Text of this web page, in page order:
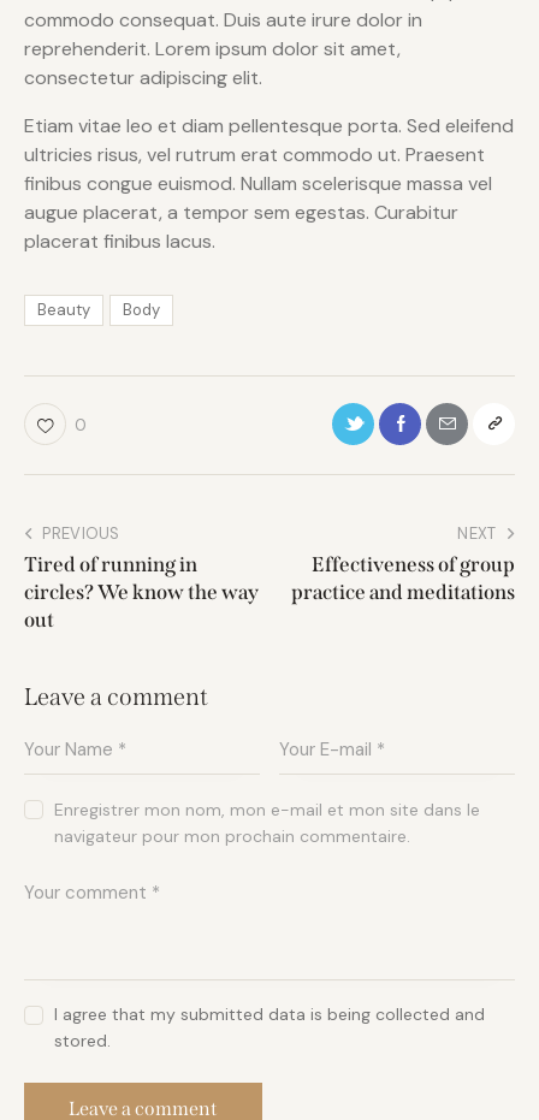
commodo consequat. Duis aute irure dolor in
reprehenderit. Lorem ipsum dolor sit amet,
consectetur adipiscing elit.
Etiam vitae leo et diam pellentesque porta. Sed eleifend
ultricies risus, vel rutrum erat commodo ut. Praesent
finibus congue euismod. Nullam scelerisque massa vel
augue placerat, a tempor sem egestas. Curabitur
placerat finibus lacus.
Beauty Body
0
PREVIOUS
Tired of running in
circles? We know the way
out
NEXT
Effectiveness of group
practice and meditations
Leave a comment
Enregistrer mon nom, mon e-mail et mon site dans le
navigateur pour mon prochain commentaire.
I agree that my submitted data is being collected and
stored.